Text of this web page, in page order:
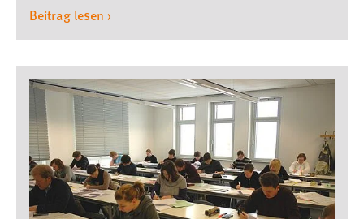
Beitrag lesen ›